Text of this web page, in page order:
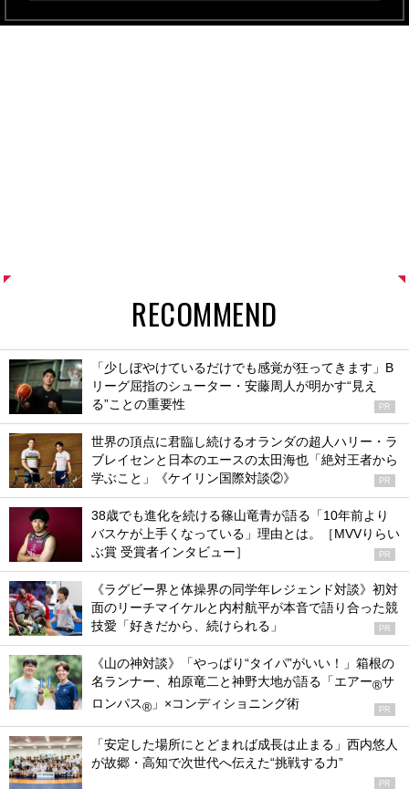
RECOMMEND
「少しぼやけているだけでも感覚が狂ってきます」B
リーグ屈指のシューター・安藤周人が明かす“見え
る”ことの重要性
PR
世界の頂点に君臨し続けるオランダの超人ハリー・ラ
ブレイセンと日本のエースの太田海也「絶対王者から
学ぶこと」《ケイリン国際対談②》
PR
38歳でも進化を続ける篠山竜青が語る「10年前より
バスケが上手くなっている」理由とは。［MVVりらい
ぶ賞 受賞者インタビュー］
PR
《ラグビー界と体操界の同学年レジェンド対談》初対
面のリーチマイケルと内村航平が本音で語り合った競
技愛「好きだから、続けられる」
PR
《山の神対談》「やっぱり“タイパ”がいい！」箱根の
名ランナー、柏原竜二と神野大地が語る「エアー®サ
ロンパス® 」×コンディショニング術 PR
「安定した場所にとどまれば成長は止まる」西内悠人
が故郷・高知で次世代へ伝えた“挑戦する力”
PR